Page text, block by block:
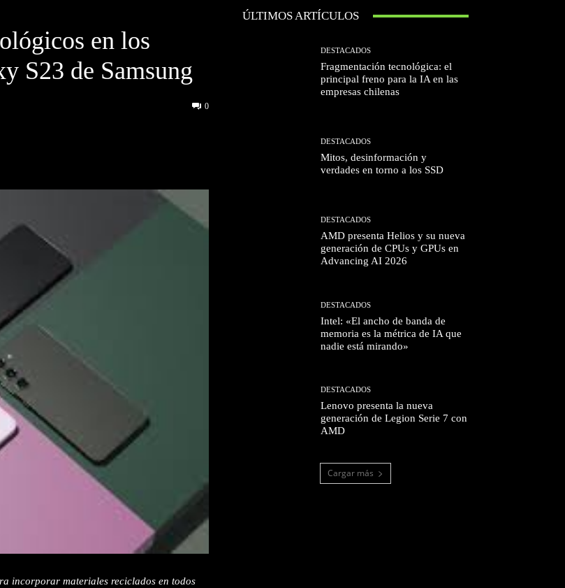
en los
S23 de Samsung
0
incorporar materiales reciclados en todos
ÚLTIMOS ARTÍCULOS
DESTACADOS
Fragmentación tecnológica: el
principal freno para la IA en las
empresas chilenas
DESTACADOS
Mitos, desinformación y
verdades en torno a los SSD
DESTACADOS
AMD presenta Helios y su nueva
generación de CPUs y GPUs en
Advancing AI 2026
DESTACADOS
Intel: «El ancho de banda de
memoria es la métrica de IA que
nadie está mirando»
DESTACADOS
Lenovo presenta la nueva
generación de Legion Serie 7 con
AMD
Cargar más